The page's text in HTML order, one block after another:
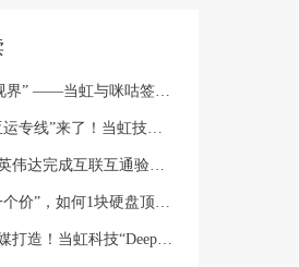
当虹与咪咕签订战略合作协议
”来了！当虹技术保障平安出行
互联互通验证测试 共推超高清创新发展
”，如何1块硬盘顶10块？
“DeepSeek+BlackEye”大模型算力一体机重磅首发！